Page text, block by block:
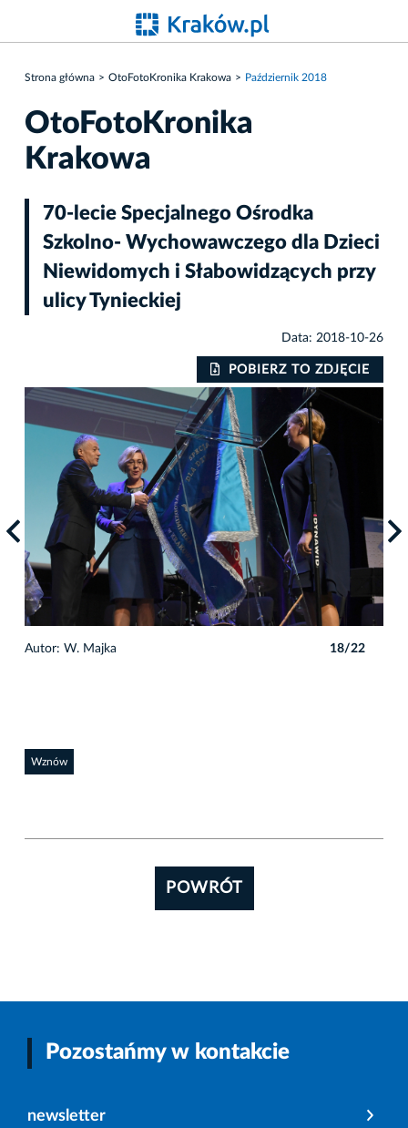
Strona główna OtoFotoKronika Krakowa Październik 2018
OtoFotoKronika
Krakowa
70-lecie Specjalnego Ośrodka
Szkolno- Wychowawczego dla Dzieci
Niewidomych i Słabowidzących przy
ulicy Tynieckiej
Data: 2018-10-26
POBIERZ TO ZDJĘCIE
Autor: W. Majka 18/22
Wznów
POWRÓT
Pozostańmy w kontakcie
newsletter